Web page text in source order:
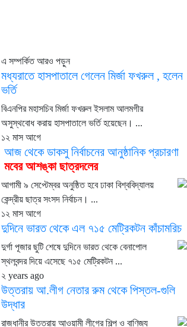
এ সম্পর্কিত আরও পড়ুন
মধ্যরাতে হাসপাতালে গেলেন মির্জা ফখরুল , হলেন
ভর্তি
বিএনপির মহাসচিব মির্জা ফখরুল ইসলাম আলমগীর
অসুস্থবোধ করায় হাসপাতালে ভর্তি হয়েছেন। ...
১২ মাস আগে
আজ থেকে ডাকসু নির্বাচনের আনুষ্ঠানিক প্রচারণা
মবের আশঙ্কা ছাত্রদলের
আগামী ৯ সেপ্টেম্বর অনুষ্ঠিত হবে ঢাকা বিশ্ববিদ্যালয়
কেন্দ্রীয় ছাত্র সংসদ নির্বাচন। ...
১২ মাস আগে
দুদিনে ভারত থেকে এল ৭১৫ মেট্রিকটন কাঁচামরিচ
দুর্গা পূজার ছুটি শেষে দুদিনে ভারত থেকে বেনাপোল
স্থলবন্দর দিয়ে এসেছে ৭১৫ মেট্রিকটন ...
২ years ago
উত্তরায় আ.লীগ নেতার রুম থেকে পিস্তল-গুলি
উদ্ধার
রাজধানীর উত্তরায় আওয়ামী লীগের শিল্প ও বাণিজ্য